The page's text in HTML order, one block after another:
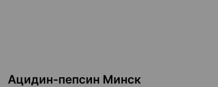
Ацидин-пепсин Минск